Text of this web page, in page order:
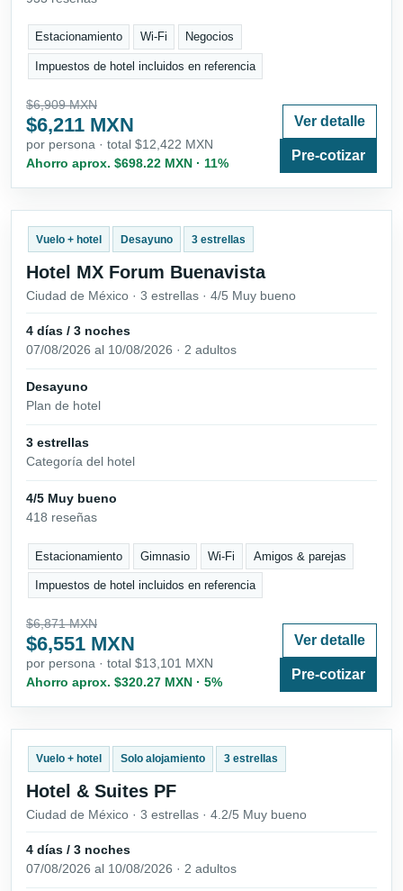
Estacionamiento Wi-Fi Negocios
Impuestos de hotel incluidos en referencia
$6,909 MXN
$6,211 MXN
por persona · total $12,422 MXN
Ahorro aprox. $698.22 MXN · 11%
Ver detalle
Pre-cotizar
Vuelo + hotel Desayuno 3 estrellas
Hotel MX Forum Buenavista
Ciudad de México · 3 estrellas · 4/5 Muy bueno
4 días / 3 noches
07/08/2026 al 10/08/2026 · 2 adultos
Desayuno
Plan de hotel
3 estrellas
Categoría del hotel
4/5 Muy bueno
418 reseñas
Estacionamiento Gimnasio Wi-Fi Amigos & parejas
Impuestos de hotel incluidos en referencia
$6,871 MXN
$6,551 MXN
por persona · total $13,101 MXN
Ahorro aprox. $320.27 MXN · 5%
Ver detalle
Pre-cotizar
Vuelo + hotel Solo alojamiento 3 estrellas
Hotel & Suites PF
Ciudad de México · 3 estrellas · 4.2/5 Muy bueno
4 días / 3 noches
07/08/2026 al 10/08/2026 · 2 adultos